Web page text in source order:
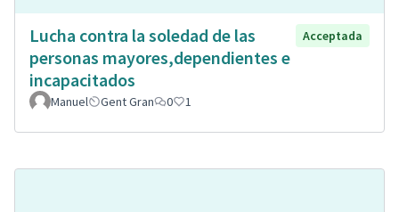
Lucha contra la soledad de las
personas mayores,dependientes e
incapacitados
Acceptada
Manuel Gent Gran 0 1